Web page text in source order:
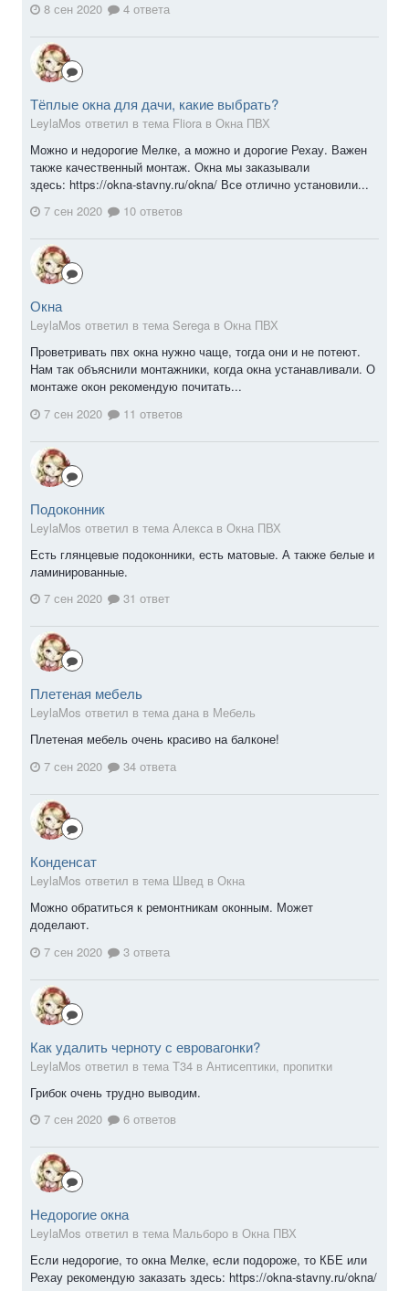
8 сен 2020 4 ответа
Тёплые окна для дачи, какие выбрать?
LeylaMos ответил в тема Fliora в Окна ПВХ
Можно и недорогие Мелке, а можно и дорогие Рехау. Важен
также качественный монтаж. Окна мы заказывали
здесь: https://okna-stavny.ru/okna/ Все отлично установили...
7 сен 2020
10 ответов
Окна
LeylaMos ответил в тема Serega в Окна ПВХ
Проветривать пвх окна нужно чаще, тогда они и не потеют.
Нам так объяснили монтажники, когда окна устанавливали. О
монтаже окон рекомендую почитать...
7 сен 2020
11 ответов
Подоконник
LeylaMos ответил в тема Алекса в Окна ПВХ
Есть глянцевые подоконники, есть матовые. А также белые и
ламинированные.
7 сен 2020
31 ответ
Плетеная мебель
LeylaMos ответил в тема дана в Мебель
Плетеная мебель очень красиво на балконе!
7 сен 2020
34 ответа
Конденсат
LeylaMos ответил в тема Швед в Окна
Можно обратиться к ремонтникам оконным. Может
доделают.
7 сен 2020
3 ответа
Как удалить черноту с евровагонки?
LeylaMos ответил в тема T34 в Антисептики, пропитки
Грибок очень трудно выводим.
7 сен 2020
6 ответов
Недорогие окна
LeylaMos ответил в тема Мальборо в Окна ПВХ
Если недорогие, то окна Мелке, если подороже, то КБЕ или
Рехау рекомендую заказать здесь: https://okna-stavny.ru/okna/